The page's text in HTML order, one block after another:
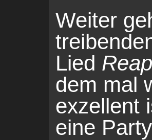
Weiter
Lied
dem mal
exzellent
eine